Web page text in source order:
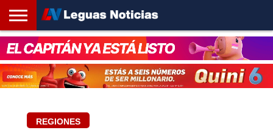
INICIO
SANTA
FE
ROSARIO24
REGIONES
ARGENTINA
OPINIÓN
CONTACTO
REGIONES